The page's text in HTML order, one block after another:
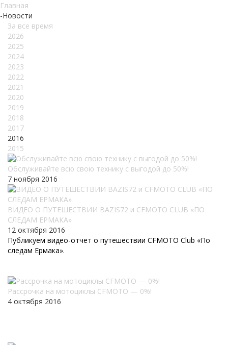
Главная
-Новости
За все время
2026
2025
2024
2023
2022
2021
2020
2019
2018
2017
2016
2015
Обслуживайте всю свою технику с выгодой до 50%!
7 ноября 2016
ВИДЕО О ПУТЕШЕСТВИИ BAZIS72 и CFMOTO CLUB «ПО
СЛЕДАМ ЕРМАКА»
12 октября 2016
Публикуем видео-отчет о путешествии CFMOTO Club «По
следам Ермака».
Рассрочка на мотоциклы CFMOTO — 0%!
4 октября 2016